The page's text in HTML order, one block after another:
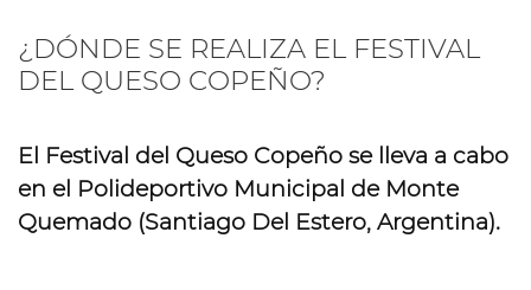
¿DÓNDE SE REALIZA EL FESTIVAL
DEL QUESO COPEÑO?
El Festival del Queso Copeño se lleva a cabo
en el Polideportivo Municipal de Monte
Quemado (Santiago Del Estero, Argentina).